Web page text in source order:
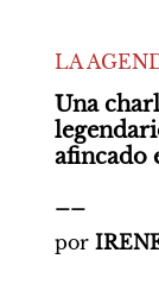
LA
Una
afincado
por